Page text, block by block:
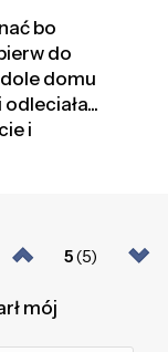
bo
do
domu
i
5(5)
mój